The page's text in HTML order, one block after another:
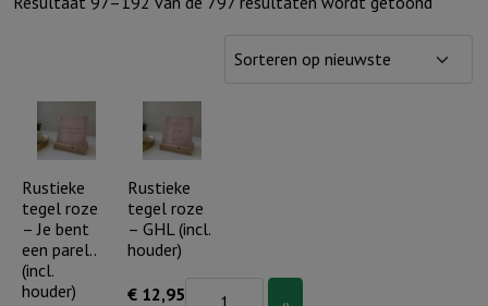
Rustieke
tegel roze
– Je bent
een parel..
(incl.
houder)
Rustieke
tegel roze
– GHL (incl.
houder)
€ 12,95